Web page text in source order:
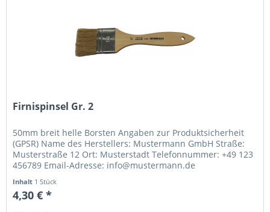
Firnispinsel Gr. 2
50mm breit helle Borsten Angaben zur Produktsicherheit
(GPSR) Name des Herstellers: Mustermann GmbH Straße:
Musterstraße 12 Ort: Musterstadt Telefonnummer: +49 123
456789 Email-Adresse: info@mustermann.de
Inhalt 1 Stück
4,30 € *